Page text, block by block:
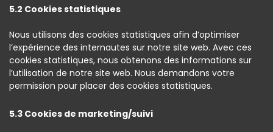
5.2 Cookies statistiques
Nous utilisons des cookies statistiques afin d’optimiser
l’expérience des internautes sur notre site web. Avec ces
cookies statistiques, nous obtenons des informations sur
l’utilisation de notre site web. Nous demandons votre
permission pour placer des cookies statistiques.
5.3 Cookies de marketing/suivi